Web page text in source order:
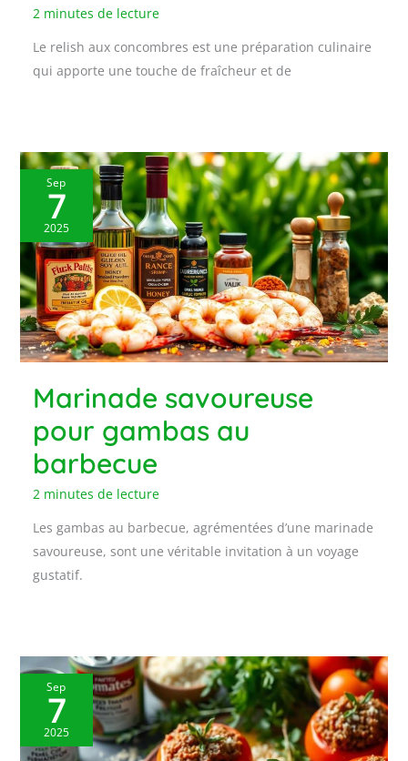
2 minutes de lecture
Le relish aux concombres est une préparation culinaire
qui apporte une touche de fraîcheur et de
Sep
7
2025
Marinade savoureuse
pour gambas au
barbecue
2 minutes de lecture
Les gambas au barbecue, agrémentées d’une marinade
savoureuse, sont une véritable invitation à un voyage
gustatif.
Sep
7
2025